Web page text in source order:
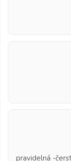
pravidelná -